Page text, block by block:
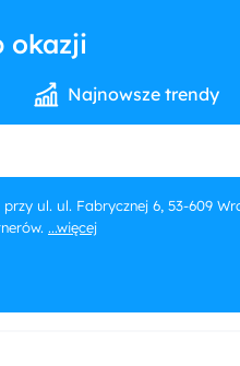
okazji
Najnowsze trendy
ul. ul. Fabrycznej 6, 53-609
...więcej